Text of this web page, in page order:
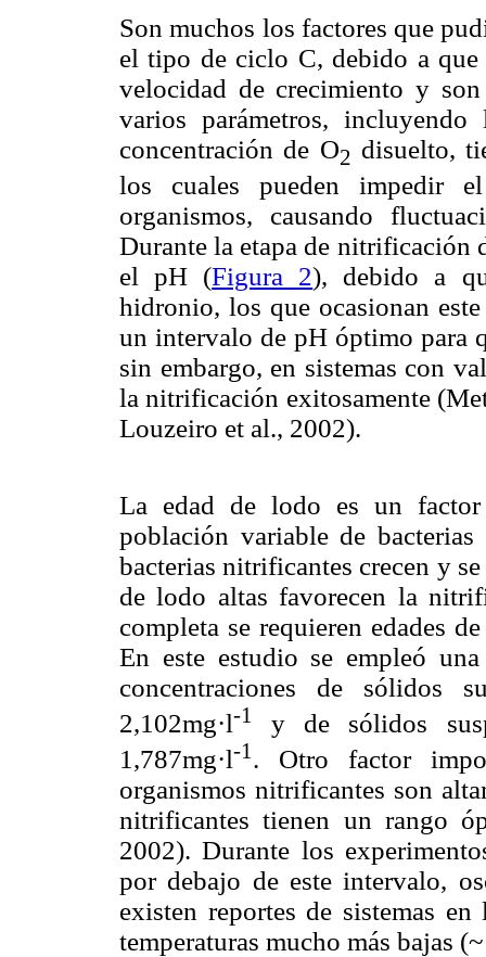
Son muchos los factores que
el tipo de ciclo C, debido a que
velocidad de crecimiento y son
varios parámetros,
concentración de O2 disuelto,
los cuales pueden impedir
organismos, causando
Durante la etapa de nitrificación
el pH (Figura 2), debido a
hidronio, los que ocasionan
un intervalo de pH óptimo para
sin embargo, en sistemas con
la nitrificación exitosamente
Louzeiro et al., 2002).
La edad de lodo es un
población variable de
bacterias nitrificantes crecen y
de lodo altas favorecen la
completa se requieren edades
En este estudio se empleó
concentraciones de sólidos
2,102mg·l-1
y de sólidos
1,787mg·l-1 . Otro factor
organismos nitrificantes son
nitrificantes tienen un rango
2002). Durante los
por debajo de este intervalo,
existen reportes de sistemas
temperaturas mucho más bajas